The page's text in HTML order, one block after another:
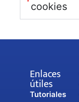
cookies
Enlaces
útiles
Tutoriales